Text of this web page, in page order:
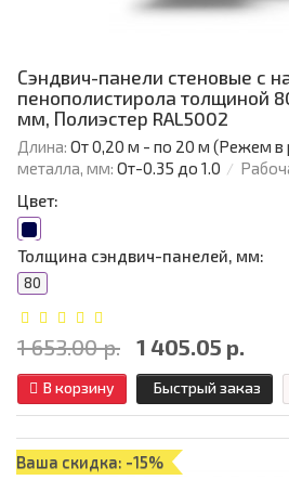
Сэндвич-панели стеновые с
пенополистирола толщиной
мм, Полиэстер RAL5002
Длина: От 0,20 м - по 20 м (Режем в
металла, мм: От-0.35 до 1.0
Цвет:
Толщина сэндвич-панелей, мм:
80
1 653.00 р. 1 405.05 р.
В корзину Быстрый заказ
Ваша скидка: -15%